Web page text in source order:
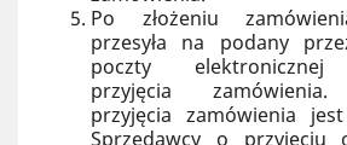
Po złożeniu
przesyła na podany
poczty elektronicznej
przyjęcia zamówienia.
przyjęcia zamówienia
Sprzedawcy o